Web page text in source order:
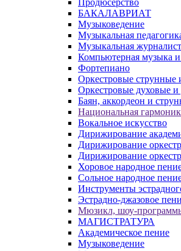
БАКАЛАВРИАТ
Музыковедение
Музыкальная
Музыкальная
Компьютерная музыка
Фортепиано
Оркестровые струнные
Оркестровые духовые
Баян, аккордеон и
Национальная
Вокальное искусство
Дирижирование
Дирижирование
Дирижирование
Хоровое народное
Сольное народное
Инструменты
Эстрадно-джазовое
Мюзикл, шоу-
МАГИСТРАТУРА
Академическое пение
Музыковедение